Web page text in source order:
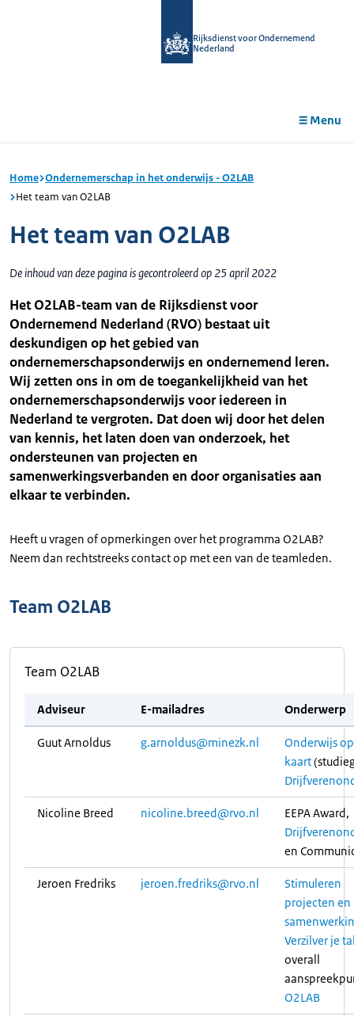
Rijksdienst voor Ondernemend
Nederland
Menu
Home Ondernemerschap in het onderwijs - O2LAB
Het team van O2LAB
Het team van O2LAB
De inhoud van deze pagina is gecontroleerd op 25 april 2022
Het O2LAB-team van de Rijksdienst voor
Ondernemend Nederland (RVO) bestaat uit
deskundigen op het gebied van
ondernemerschapsonderwijs en ondernemend leren.
Wij zetten ons in om de toegankelijkheid van het
ondernemerschapsonderwijs voor iedereen in
Nederland te vergroten. Dat doen wij door het delen
van kennis, het laten doen van onderzoek, het
ondersteunen van projecten en
samenwerkingsverbanden en door organisaties aan
elkaar te verbinden.
Heeft u vragen of opmerkingen over het programma O2LAB?
Neem dan rechtstreeks contact op met een van de teamleden.
Team O2LAB
Team O2LAB
Adviseur E-mailadres Onderwerp
Guut Arnoldus g.arnoldus@minezk.nl
Onderwijs
kaart
Nicoline Breed nicoline.breed@rvo.nl
EEPA Award,
en
Jeroen Fredriks jeroen.fredriks@rvo.nl
Stimuleren
projecten en
Verzilver je
overall
O2LAB